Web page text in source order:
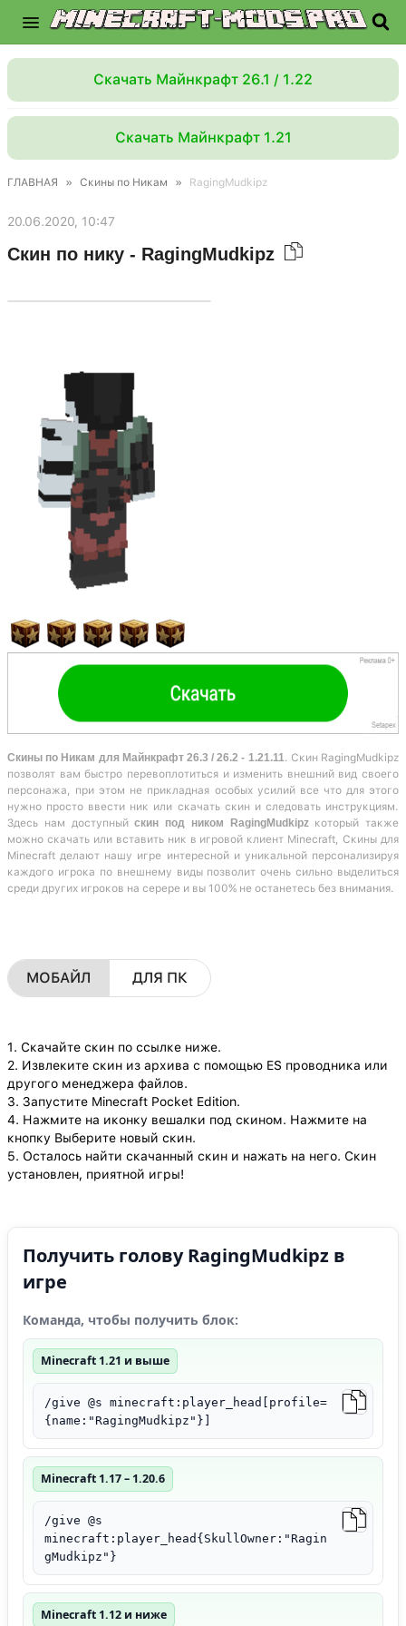
Скачать Майнкрафт 26.1 / 1.22
Скачать Майнкрафт 1.21
ГЛАВНАЯ » Скины по Никам » RagingMudkipz
20.06.2020, 10:47
Скин по нику - RagingMudkipz
Скины по Никам для Майнкрафт 26.3 / 26.2 - 1.21.11 . Скин RagingMudkipz
позволят вам быстро перевоплотиться и изменить внешний вид своего
персонажа, при этом не прикладная особых усилий все что для этого
нужно просто ввести ник или скачать скин и следовать инструкциям.
Здесь нам доступныйскин под ником RagingMudkipz который также
можно скачать или вставить ник в игровой клиент Minecraft, Скины для
Minecraft делают нашу игре интересной и уникальной персонализируя
каждого игрока по внешнему виды позволит очень сильно выделиться
среди других игроков на серере и вы 100% не останетесь без внимания.
МОБАЙЛ ДЛЯ ПК
1. Скачайте скин по ссылке ниже.
2. Извлеките скин из архива с помощью ES проводника или
другого менеджера файлов.
3. Запустите Minecraft Pocket Edition.
4. Нажмите на иконку вешалки под скином. Нажмите на
кнопку Выберите новый скин.
5. Осталось найти скачанный скин и нажать на него. Скин
установлен, приятной игры!
Получить голову RagingMudkipz в
игре
Команда, чтобы получить блок:
Minecraft 1.21 и выше
/give @s minecraft:player_head[profile=
{name:"RagingMudkipz"}]
Minecraft 1.17 – 1.20.6
/give @s
minecraft:player_head{SkullOwner:"Ragin
gMudkipz"}
Minecraft 1.12 и ниже